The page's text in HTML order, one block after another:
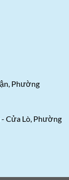
Phường
Cửa Lò, Phường